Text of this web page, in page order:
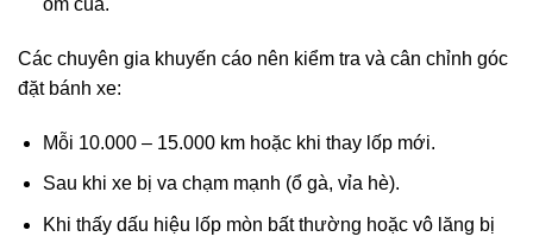
ôm cua.
Các chuyên gia khuyến cáo nên kiểm tra và cân chỉnh góc
đặt bánh xe:
Mỗi 10.000 – 15.000 km hoặc khi thay lốp mới.
Sau khi xe bị va chạm mạnh (ổ gà, vỉa hè).
Khi thấy dấu hiệu lốp mòn bất thường hoặc vô lăng bị